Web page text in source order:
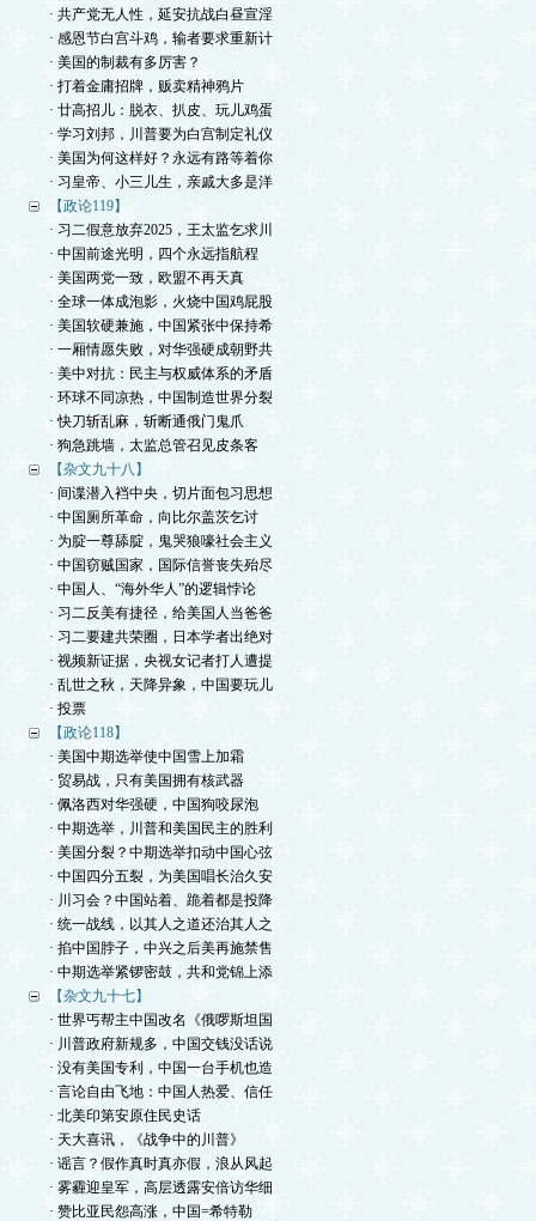
· 共产党无人性，延安抗战白昼宣淫
· 感恩节白宫斗鸡，输者要求重新计
· 美国的制裁有多厉害？
· 打着金庸招牌，贩卖精神鸦片
· 廿高招儿：脱衣、扒皮、玩儿鸡蛋
· 学习刘邦，川普要为白宫制定礼仪
· 美国为何这样好？永远有路等着你
· 习皇帝、小三儿生，亲戚大多是洋
【政论119】
· 习二假意放弃2025，王太监乞求川
· 中国前途光明，四个永远指航程
· 美国两党一致，欧盟不再天真
· 全球一体成泡影，火烧中国鸡屁股
· 美国软硬兼施，中国紧张中保持希
· 一厢情愿失败，对华强硬成朝野共
· 美中对抗：民主与权威体系的矛盾
· 环球不同凉热，中国制造世界分裂
· 快刀斩乱麻，斩断通俄门鬼爪
· 狗急跳墙，太监总管召见皮条客
【杂文九十八】
· 间谍潜入裆中央，切片面包习思想
· 中国厕所革命，向比尔盖茨乞讨
· 为腚一尊舔腚，鬼哭狼嚎社会主义
· 中国窃贼国家，国际信誉丧失殆尽
· 中国人、“海外华人”的逻辑悖论
· 习二反美有捷径，给美国人当爸爸
· 习二要建共荣圈，日本学者出绝对
· 视频新证据，央视女记者打人遭提
· 乱世之秋，天降异象，中国要玩儿
· 投票
【政论118】
· 美国中期选举使中国雪上加霜
· 贸易战，只有美国拥有核武器
· 佩洛西对华强硬，中国狗咬尿泡
· 中期选举，川普和美国民主的胜利
· 美国分裂？中期选举扣动中国心弦
· 中国四分五裂，为美国唱长治久安
· 川习会？中国站着、跪着都是投降
· 统一战线，以其人之道还治其人之
· 掐中国脖子，中兴之后美再施禁售
· 中期选举紧锣密鼓，共和党锦上添
【杂文九十七】
· 世界丐帮主中国改名《俄啰斯坦国
· 川普政府新规多，中国交钱没话说
· 没有美国专利，中国一台手机也造
· 言论自由飞地：中国人热爱、信任
· 北美印第安原住民史话
· 天大喜讯，《战争中的川普》
· 谣言？假作真时真亦假，浪从风起
· 雾霾迎皇军，高层透露安倍访华细
· 赞比亚民怨高涨，中国=希特勒